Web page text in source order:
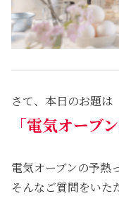
さて、本日のお題は
「電気オーブ
電気オーブンの予熱
そんなご質問をいた